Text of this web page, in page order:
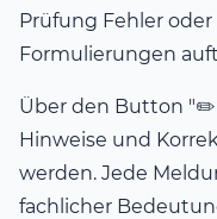
Prüfung Fehler
Formulierungen
Über den Button "✏️
Hinweise und
werden. Jede
fachlicher